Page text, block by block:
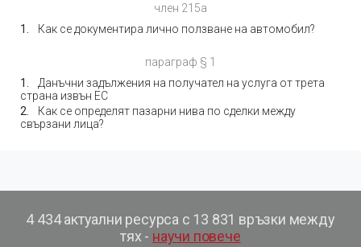
член 215а
Как се документира лично ползване на автомобил?
параграф § 1
Данъчни задължения на получател на услуга от трета
страна извън ЕС
Как се определят пазарни нива по сделки между
свързани лица?
4 434 актуални ресурса с 13 831 връзки между
тях - научи повече